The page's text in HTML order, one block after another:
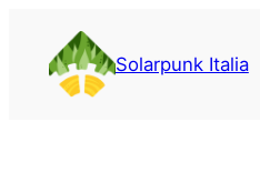
contenuto
Solarpunk Italia